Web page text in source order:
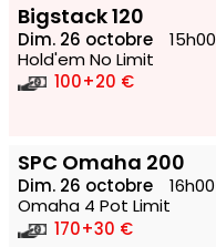
Dim. 26 octobre 15h00
Bigstack 120
Hold'em No Limit
100+20 €
Dim. 26 octobre 16h00
SPC Omaha 200
Omaha 4 Pot Limit
170+30 €